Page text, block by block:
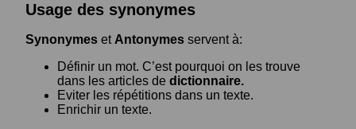
Usage des synonymes
Synonymes et Antonymes servent à:
Définir un mot. C’est pourquoi on les trouve
dans les articles de dictionnaire.
Eviter les répétitions dans un texte.
Enrichir un texte.